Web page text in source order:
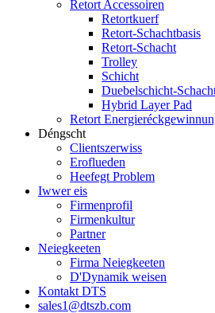
Retort Accessoiren
Retortkuerf
Retort-Schachtbasis
Retort-Schacht
Trolley
Schicht
Duebelschicht-
Hybrid Layer Pad
Retort
Déngscht
Clientszerwiss
Eroflueden
Heefegt Problem
Iwwer eis
Firmenprofil
Firmenkultur
Partner
Neiegkeeten
Firma Neiegkeeten
D'Dynamik weisen
Kontakt DTS
sales1@dtszb.com